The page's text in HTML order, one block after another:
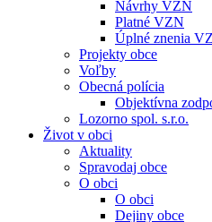
Návrhy VZN
Platné VZN
Úplné znenia
Projekty obce
Voľby
Obecná polícia
Objektívna
Lozorno spol. s.r.o.
Život v obci
Aktuality
Spravodaj obce
O obci
O obci
Dejiny obce